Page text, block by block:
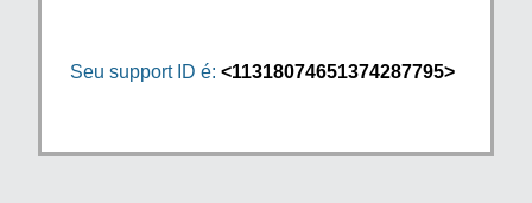
Seu support ID é: <11318074651374287795>